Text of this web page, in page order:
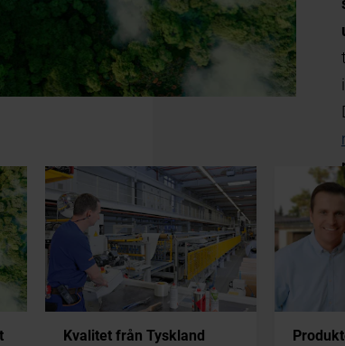
med att minska och undvika utsläpp
klimatprojekt
Kvalitet från Tyskland